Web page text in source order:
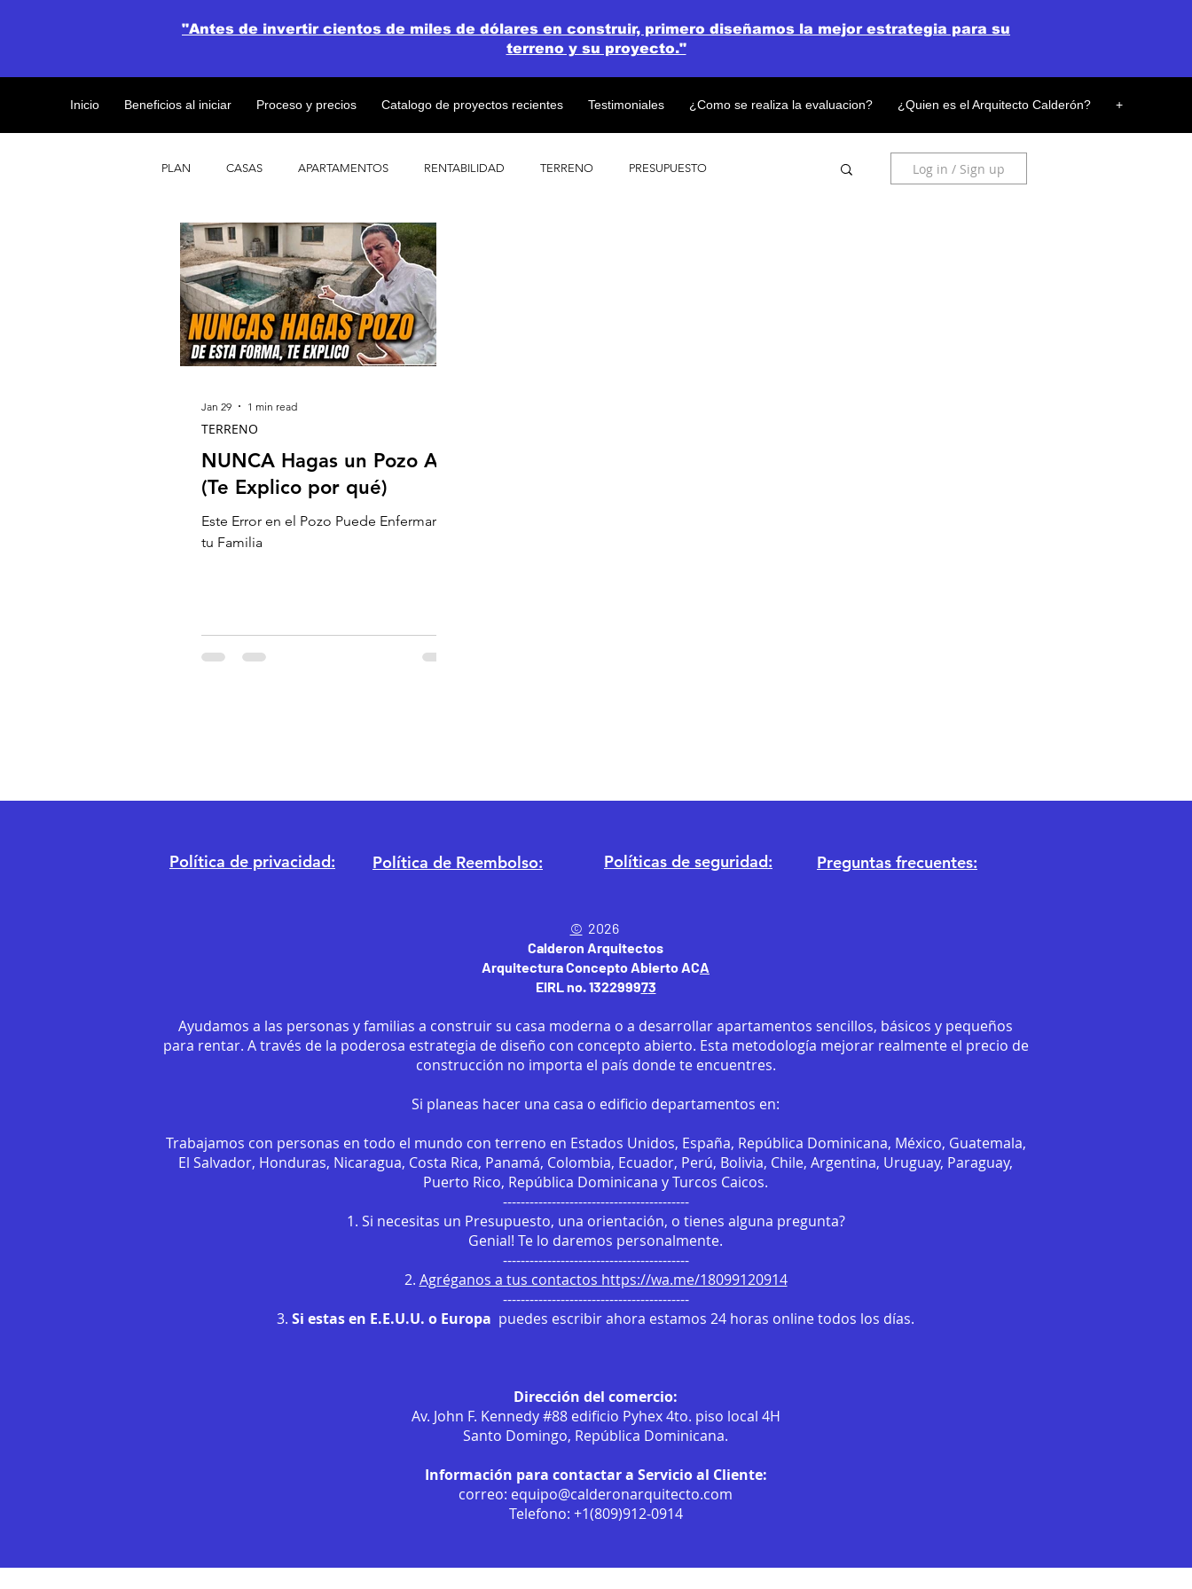
Inicio Beneficios al iniciar Proceso y precios Catalogo de proyectos recientes Testimoniales ¿Como se realiza la evaluacion? ¿Quien es el Arquitecto Calderón? +
"Antes de invertir cientos de miles de dólares en construir, primero diseñamos la mejor estrategia para su
terreno y su proyecto."
PLAN CASAS APARTAMENTOS RENTABILIDAD TERRENO PRESUPUESTO
CATALOGO DE CONCEPTO ABIERTO PROYECTOS
OBRAS DE CONSTRUCCION
Log in / Sign up
NUNCA Hagas un Pozo Así
(Te Explico por qué)
Este Error en el Pozo Puede Enfermar a
tu Familia
TERRENO
Jan 29 1 min read
Política de privacidad: Política de Reembolso: Políticas de seguridad: Preguntas frecuentes:
© 2026
Calderon Arquitectos
Arquitectura Concepto Abierto ACA
EIRL no. 132299973
Ayudamos a las personas y familias a construir su casa moderna o a desarrollar apartamentos sencillos, básicos y pequeños
para rentar. A través de la poderosa estrategia de diseño con concepto abierto. Esta metodología mejorar realmente el precio de
construcción no importa el país donde te encuentres.
Si planeas hacer una casa o edificio departamentos en:
Trabajamos con personas en todo el mundo con terreno en Estados Unidos, España, República Dominicana, México, Guatemala,
El Salvador, Honduras, Nicaragua, Costa Rica, Panamá, Colombia, Ecuador, Perú, Bolivia, Chile, Argentina, Uruguay, Paraguay,
Puerto Rico, República Dominicana y Turcos Caicos.
------------------------------------------
1. Si necesitas un Presupuesto, una orientación, o tienes alguna pregunta?
Genial! Te lo daremos personalmente.
------------------------------------------
2. Agréganos a tus contactos https://wa.me/18099120914
------------------------------------------
3. Si estas en E.E.U.U. o Europa puedes escribir ahora estamos 24 horas online todos los días.
Dirección del comercio:
Av. John F. Kennedy #88 edificio Pyhex 4to. piso local 4H
Santo Domingo, República Dominicana.
Información para contactar a Servicio al Cliente:
correo: equipo@calderonarquitecto.com
Telefono: +1(809)912-0914